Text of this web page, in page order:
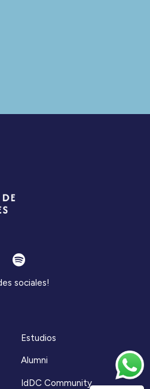
sociales!
Estudios
Alumni
IdDC Community